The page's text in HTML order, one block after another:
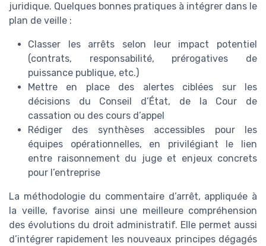
juridique. Quelques bonnes pratiques à intégrer dans le
plan de veille :
Classer les arrêts selon leur impact potentiel
(contrats, responsabilité, prérogatives de
puissance publique, etc.)
Mettre en place des alertes ciblées sur les
décisions du Conseil d’État, de la Cour de
cassation ou des cours d’appel
Rédiger des synthèses accessibles pour les
équipes opérationnelles, en privilégiant le lien
entre raisonnement du juge et enjeux concrets
pour l’entreprise
La méthodologie du commentaire d’arrêt, appliquée à
la veille, favorise ainsi une meilleure compréhension
des évolutions du droit administratif. Elle permet aussi
d’intégrer rapidement les nouveaux principes dégagés